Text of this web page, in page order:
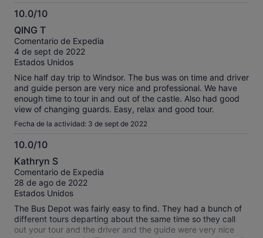
10.0/10
10.0
sobre
10
QING T
Comentario de Expedia
4 de sept de 2022
Estados Unidos
Nice half day trip to Windsor. The bus was on time and driver
and guide person are very nice and professional. We have
enough time to tour in and out of the castle. Also had good
view of changing guards. Easy, relax and good tour.
Fecha de la actividad: 3 de sept de 2022
10.0/10
10.0
sobre
10
Kathryn S
Comentario de Expedia
28 de ago de 2022
Estados Unidos
The Bus Depot was fairly easy to find. They had a bunch of
different tours departing about the same time so they call
out your tour and the driver and the guide were very nice